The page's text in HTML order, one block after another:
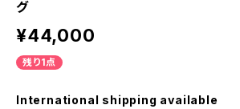
グ
¥44,000
残り1点
International shipping available